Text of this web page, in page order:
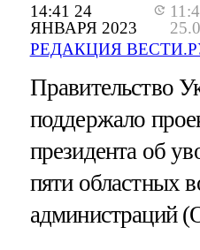
14:41 24
ЯНВАРЯ 2023
РЕДАКЦИЯ
Правительство
поддержало
президента об
пяти областных
администраций